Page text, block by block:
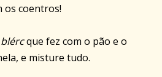
os coentros!
blércque fez com o pão e o
e misture tudo.